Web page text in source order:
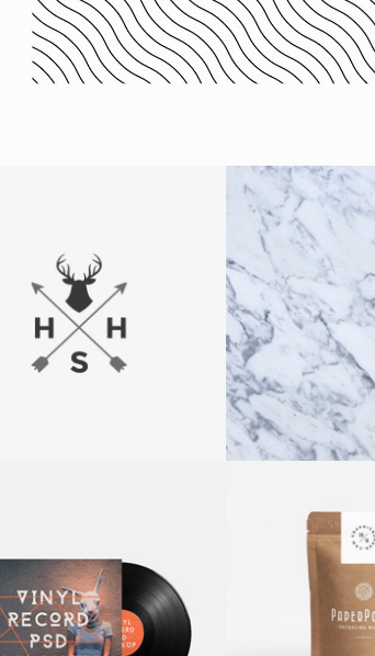
PERSONAL PICS
Logo Design Logo
CONGO MOSAIC
Logo Design
BEST
Logo